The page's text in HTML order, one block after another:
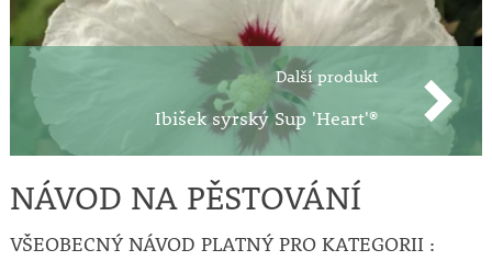
Další produkt
Ibišek syrský Sup 'Heart'®
NÁVOD NA PĚSTOVÁNÍ
VŠEOBECNÝ NÁVOD PLATNÝ PRO KATEGORII :